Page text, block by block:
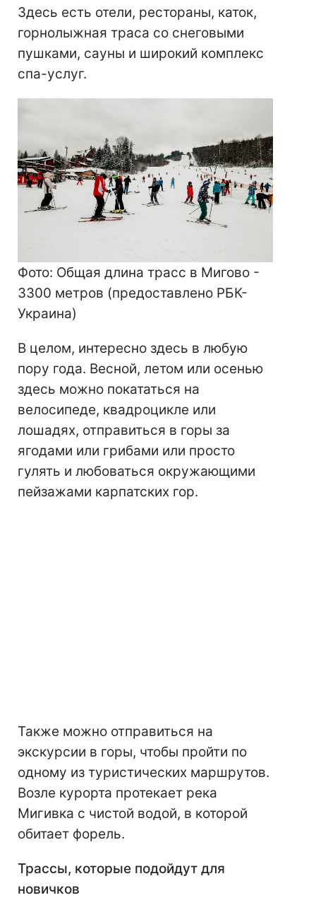
Здесь есть отели, рестораны, каток,
горнолыжная траса со снеговыми
пушками, сауны и широкий комплекс
спа-услуг.
Фото: Общая длина трасс в Мигово -
3300 метров (предоставлено РБК-
Украина)
В целом, интересно здесь в любую
пору года. Весной, летом или осенью
здесь можно покататься на
велосипеде, квадроцикле или
лошадях, отправиться в горы за
ягодами или грибами или просто
гулять и любоваться окружающими
пейзажами карпатских гор.
Также можно отправиться на
экскурсии в горы, чтобы пройти по
одному из туристических маршрутов.
Возле курорта протекает река
Мигивка с чистой водой, в которой
обитает форель.
Трассы, которые подойдут для
новичков